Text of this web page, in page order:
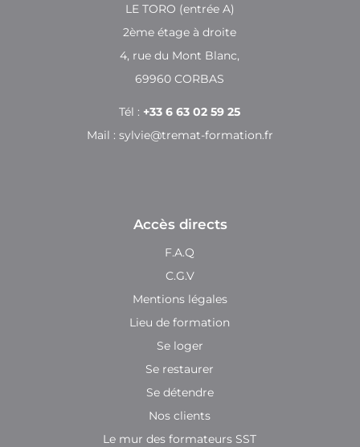
LE TORO (entrée A)
2ème étage à droite
4, rue du Mont Blanc,
69960 CORBAS
Tél : +33 6 63 02 59 25
Mail : sylvie@tremat-formation.fr
Accès directs
F.A.Q
C.G.V
Mentions légales
Lieu de formation
Se loger
Se restaurer
Se détendre
Nos clients
Le mur des formateurs SST